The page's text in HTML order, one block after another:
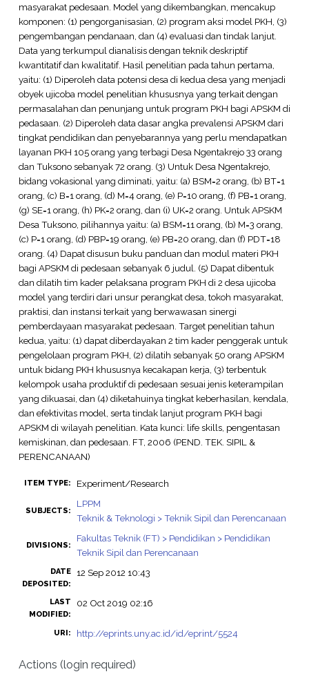
masyarakat pedesaan. Model yang dikembangkan, mencakup
komponen: (1) pengorganisasian, (2) program aksi model PKH, (3)
pengembangan pendanaan, dan (4) evaluasi dan tindak lanjut.
Data yang terkumpul dianalisis dengan teknik deskriptif
kwantitatif dan kwalitatif. Hasil penelitian pada tahun pertama,
yaitu: (1) Diperoleh data potensi desa di kedua desa yang menjadi
obyek ujicoba model penelitian khususnya yang terkait dengan
permasalahan dan penunjang untuk program PKH bagi APSKM di
pedasaan. (2) Diperoleh data dasar angka prevalensi APSKM dari
tingkat pendidikan dan penyebarannya yang perlu mendapatkan
layanan PKH 105 orang yang terbagi Desa Ngentakrejo 33 orang
dan Tuksono sebanyak 72 orang. (3) Untuk Desa Ngentakrejo,
bidang vokasional yang diminati, yaitu: (a) BSM=2 orang, (b) BT=1
orang, (c) B=1 orang, (d) M=4 orang, (e) P=10 orang, (f) PB=1 orang,
(g) SE=1 orang, (h) PK=2 orang, dan (i) UK=2 orang. Untuk APSKM
Desa Tuksono, pilihannya yaitu: (a) BSM=11 orang, (b) M=3 orang,
(c) P=1 orang, (d) PBP=19 orang, (e) PB=20 orang, dan (f) PDT=18
orang. (4) Dapat disusun buku panduan dan modul materi PKH
bagi APSKM di pedesaan sebanyak 6 judul. (5) Dapat dibentuk
dan dilatih tim kader pelaksana program PKH di 2 desa ujicoba
model yang terdiri dari unsur perangkat desa, tokoh masyarakat,
praktisi, dan instansi terkait yang berwawasan sinergi
pemberdayaan masyarakat pedesaan. Target penelitian tahun
kedua, yaitu: (1) dapat diberdayakan 2 tim kader penggerak untuk
pengelolaan program PKH, (2) dilatih sebanyak 50 orang APSKM
untuk bidang PKH khususnya kecakapan kerja, (3) terbentuk
kelompok usaha produktif di pedesaan sesuai jenis keterampilan
yang dikuasai, dan (4) diketahuinya tingkat keberhasilan, kendala,
dan efektivitas model, serta tindak lanjut program PKH bagi
APSKM di wilayah penelitian. Kata kunci: life skills, pengentasan
kemiskinan, dan pedesaan. FT, 2006 (PEND. TEK. SIPIL &
PERENCANAAN)
ITEM TYPE: Experiment/Research
SUBJECTS:
LPPM
Teknik & Teknologi > Teknik Sipil dan Perencanaan
DIVISIONS:
Fakultas Teknik (FT) > Pendidikan > Pendidikan
Teknik Sipil dan Perencanaan
DATE
DEPOSITED:
12 Sep 2012 10:43
LAST
MODIFIED:
02 Oct 2019 02:16
URI: http://eprints.uny.ac.id/id/eprint/5524
Actions (login required)